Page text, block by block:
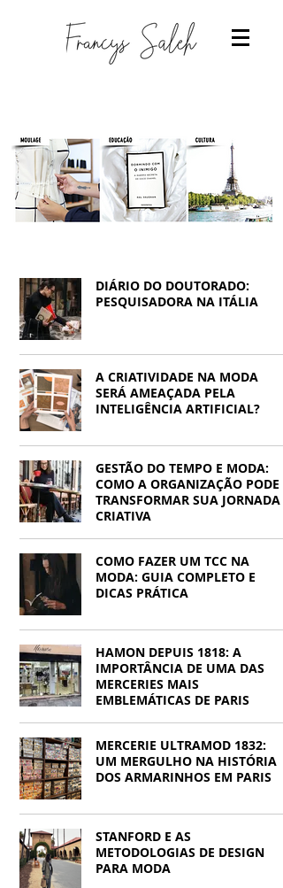
-Trabalhar com
-Estudar Moda
Francys Saleh
DIÁRIO DO DOUTORADO:
PESQUISADORA NA ITÁLIA
A CRIATIVIDADE NA MODA
SERÁ AMEAÇADA PELA
INTELIGÊNCIA ARTIFICIAL?
GESTÃO DO TEMPO E MODA:
COMO A ORGANIZAÇÃO PODE
TRANSFORMAR SUA JORNADA
CRIATIVA
COMO FAZER UM TCC NA
MODA: GUIA COMPLETO E
DICAS PRÁTICA
HAMON DEPUIS 1818: A
IMPORTÂNCIA DE UMA DAS
MERCERIES MAIS
EMBLEMÁTICAS DE PARIS
MERCERIE ULTRAMOD 1832:
UM MERGULHO NA HISTÓRIA
DOS ARMARINHOS EM PARIS
STANFORD E AS
METODOLOGIAS DE DESIGN
PARA MODA